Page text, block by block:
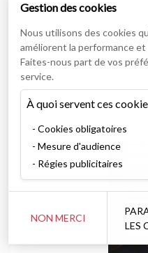
Spectacles jeune
spectacles favoris de
partir du mois
Après des vacances bien
comédiennes sont de
émerveiller vos enfants.
approchent à grands pas
un show inoubliable aux
alors, vers quel spectacle
Cinéma / Théâtre A l'affiche
Gestion des cookies
Nous utilisons des cookies
améliorent la performance
Faites-nous part de vos
service.
À quoi servent ces
Cookies obligatoires
Mesure d'audience
Régies publicitaires
NON MERCI
LES